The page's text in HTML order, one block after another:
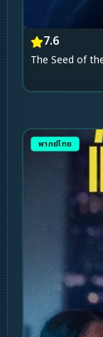
7.6
The Seed of
พากย์ไทย